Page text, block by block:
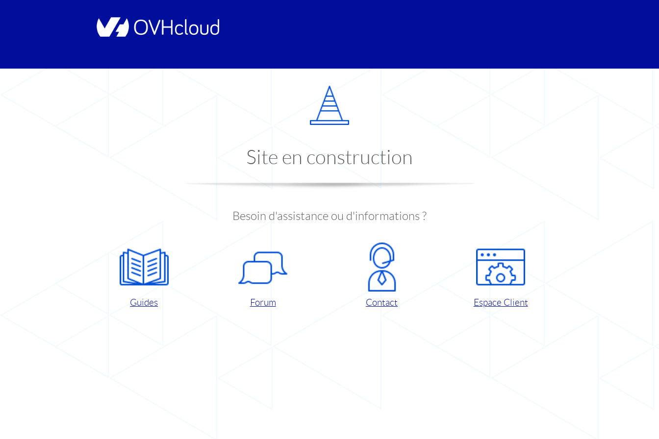
Site en construction
Besoin d'assistance ou d'informations ?
Guides Forum Contact Espace Client